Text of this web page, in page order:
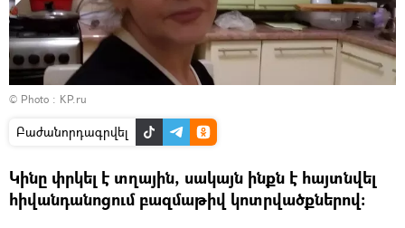
© Photo : KP.ru
Բաժանորդագրվել
Կինը փրկել է տղային, սակայն ինքն է հայտնվել
հիվանդանոցում բազմաթիվ կոտրվածքներով։